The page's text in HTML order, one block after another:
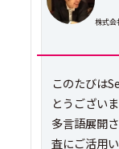
株式
このたびは
とうございま
多言語展開
査にご活用